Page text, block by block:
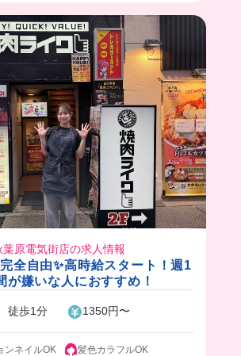
原電気街店の求人情報
全自由✨高時給スタート！週1
嫌いな人におすすめ！
徒歩1分 1350円〜
ンネイルOK
髪色カラフルOK